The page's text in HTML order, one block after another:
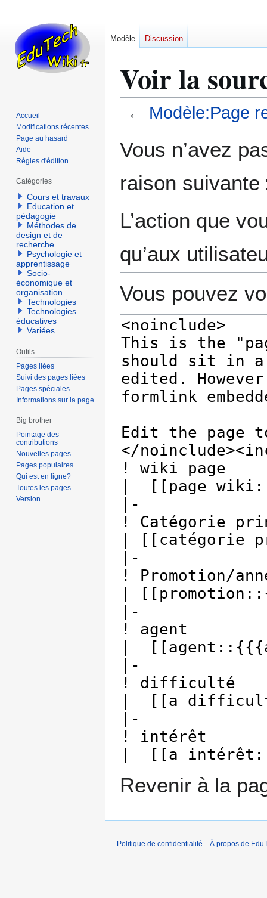
Voir la
← Modèle:Page
à
navigation
à
recherche
Vous n’avez
raison suivante
L’action que
qu’aux
Vous pouvez
Revenir à la
Modèle Discussion
Accueil
Modifications récentes
Page au hasard
Aide
Règles d'édition
Catégories
Cours et travaux
Education et
pédagogie
Méthodes de
design et de
recherche
Psychologie et
apprentissage
Socio-
économique et
organisation
Technologies
Technologies
éducatives
Variées
Outils
Pages liées
Suivi des pages liées
Pages spéciales
Informations sur la page
Big brother
Pointage des
contributions
Nouvelles pages
Pages populaires
Qui est en ligne?
Toutes les pages
Version
Politique de confidentialité À propos de